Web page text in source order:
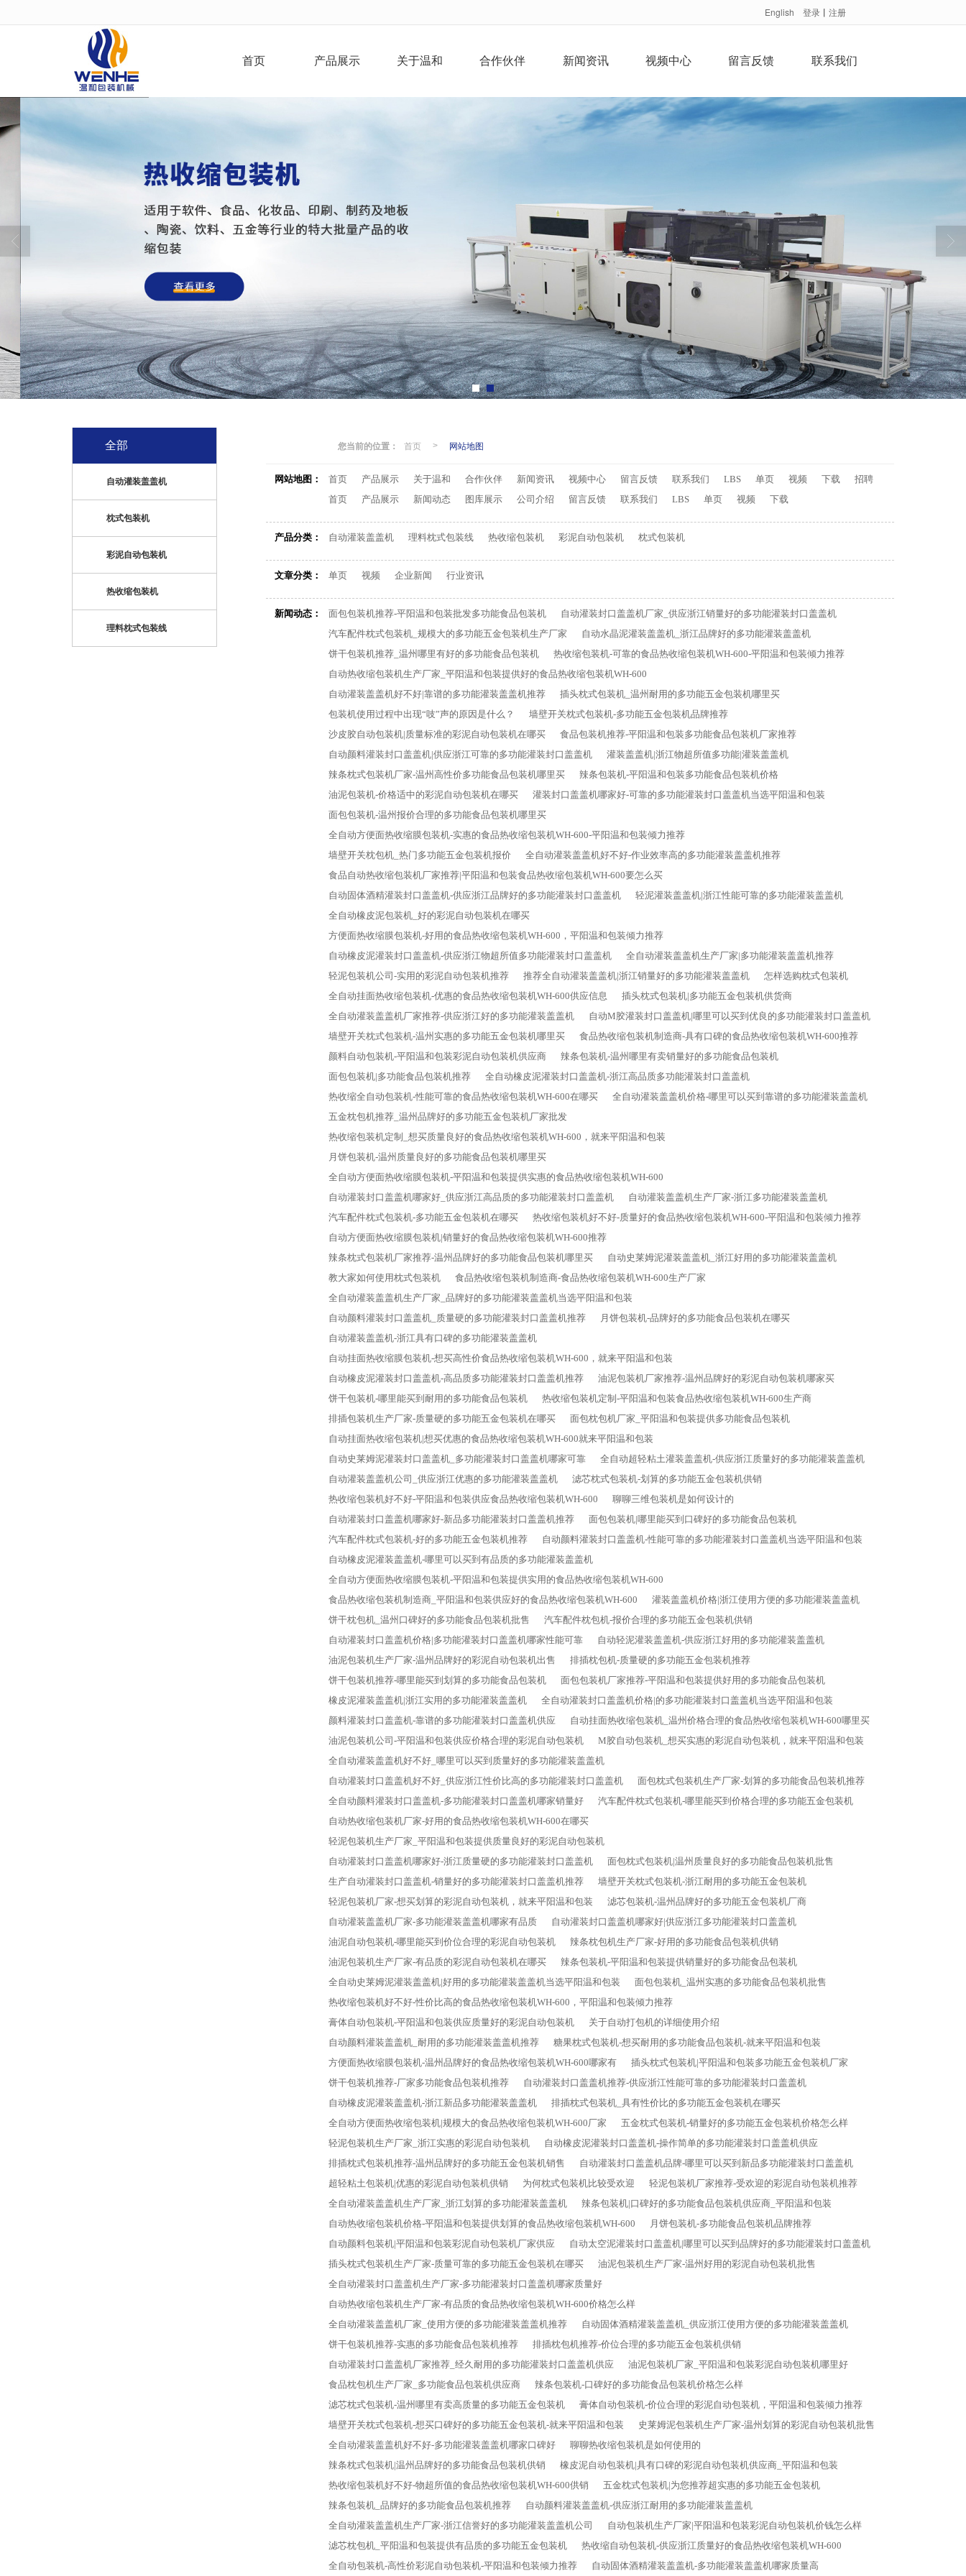
English 登录 丨 注册
首页 产品展示 关于温和 合作伙伴 新闻资讯 视频中心 留言反馈 联系我们
您当前的位置： 首页 > 网站地图
网站地图： 首页 产品展示 关于温和 合作伙伴 新闻资讯 视频中心 留言反馈 联系我们 LBS 单页 视频 下载
招聘
首页
产品展示 新闻动态 图库展示 公司介绍 留言反馈 联系我们 LBS 单页 视频 下载
产品分类： 自动灌装盖盖机 理料枕式包装线 热收缩包装机 彩泥自动包装机 枕式包装机
文章分类： 单页 视频 企业新闻 行业资讯
新闻动态： 面包包装机推荐-平阳温和包装批发多功能食品包装机
自动灌装封口盖盖机厂家_供应浙江销量好的多功能灌装封口盖盖机
汽车配件枕式包装机_规模大的多功能五金包装机生产厂家
自动水晶泥灌装盖盖机_浙江品牌好的多功能灌装盖盖机
饼干包装机推荐_温州哪里有好的多功能食品包装机
热收缩包装机-可靠的食品热收缩包装机WH-600-平阳温和包装倾力推荐
自动热收缩包装机生产厂家_平阳温和包装提供好的食品热收缩包装机WH-600
自动灌装盖盖机好不好|靠谱的多功能灌装盖盖机推荐
插头枕式包装机_温州耐用的多功能五金包装机哪里买
包装机使用过程中出现“吱”声的原因是什么？
墙壁开关枕式包装机-多功能五金包装机品牌推荐
沙皮胶自动包装机|质量标准的彩泥自动包装机在哪买
食品包装机推荐-平阳温和包装多功能食品包装机厂家推荐
自动颜料灌装封口盖盖机|供应浙江可靠的多功能灌装封口盖盖机
灌装盖盖机|浙江物超所值多功能|灌装盖盖机
辣条枕式包装机厂家-温州高性价多功能食品包装机哪里买
辣条包装机-平阳温和包装多功能食品包装机价格
油泥包装机-价格适中的彩泥自动包装机在哪买
灌装封口盖盖机哪家好-可靠的多功能灌装封口盖盖机当选平阳温和包装
面包包装机-温州报价合理的多功能食品包装机哪里买
全自动方便面热收缩膜包装机-实惠的食品热收缩包装机WH-600-平阳温和包装倾力推荐
墙壁开关枕包机_热门多功能五金包装机报价
全自动灌装盖盖机好不好-作业效率高的多功能灌装盖盖机推荐
食品自动热收缩包装机厂家推荐|平阳温和包装食品热收缩包装机WH-600要怎么买
自动固体酒精灌装封口盖盖机-供应浙江品牌好的多功能灌装封口盖盖机
轻泥灌装盖盖机|浙江性能可靠的多功能灌装盖盖机
全自动橡皮泥包装机_好的彩泥自动包装机在哪买
方便面热收缩膜包装机-好用的食品热收缩包装机WH-600，平阳温和包装倾力推荐
自动橡皮泥灌装封口盖盖机-供应浙江物超所值多功能灌装封口盖盖机
全自动灌装盖盖机生产厂家|多功能灌装盖盖机推荐
轻泥包装机公司-实用的彩泥自动包装机推荐
推荐全自动灌装盖盖机|浙江销量好的多功能灌装盖盖机
怎样选购枕式包装机
全自动挂面热收缩包装机-优惠的食品热收缩包装机WH-600供应信息
插头枕式包装机|多功能五金包装机供货商
全自动灌装盖盖机厂家推荐-供应浙江好的多功能灌装盖盖机
自动M胶灌装封口盖盖机|哪里可以买到优良的多功能灌装封口盖盖机
墙壁开关枕式包装机-温州实惠的多功能五金包装机哪里买
食品热收缩包装机制造商-具有口碑的食品热收缩包装机WH-600推荐
颜料自动包装机-平阳温和包装彩泥自动包装机供应商
辣条包装机-温州哪里有卖销量好的多功能食品包装机
面包包装机|多功能食品包装机推荐
全自动橡皮泥灌装封口盖盖机-浙江高品质多功能灌装封口盖盖机
热收缩全自动包装机-性能可靠的食品热收缩包装机WH-600在哪买
全自动灌装盖盖机价格-哪里可以买到靠谱的多功能灌装盖盖机
五金枕包机推荐_温州品牌好的多功能五金包装机厂家批发
热收缩包装机定制_想买质量良好的食品热收缩包装机WH-600，就来平阳温和包装
月饼包装机-温州质量良好的多功能食品包装机哪里买
全自动方便面热收缩膜包装机-平阳温和包装提供实惠的食品热收缩包装机WH-600
自动灌装封口盖盖机哪家好_供应浙江高品质的多功能灌装封口盖盖机
自动灌装盖盖机生产厂家-浙江多功能灌装盖盖机
汽车配件枕式包装机-多功能五金包装机在哪买
热收缩包装机好不好-质量好的食品热收缩包装机WH-600-平阳温和包装倾力推荐
自动方便面热收缩膜包装机|销量好的食品热收缩包装机WH-600推荐
辣条枕式包装机厂家推荐-温州品牌好的多功能食品包装机哪里买
自动史莱姆泥灌装盖盖机_浙江好用的多功能灌装盖盖机
教大家如何使用枕式包装机
食品热收缩包装机制造商-食品热收缩包装机WH-600生产厂家
全自动灌装盖盖机生产厂家_品牌好的多功能灌装盖盖机当选平阳温和包装
自动颜料灌装封口盖盖机_质量硬的多功能灌装封口盖盖机推荐
月饼包装机-品牌好的多功能食品包装机在哪买
自动灌装盖盖机-浙江具有口碑的多功能灌装盖盖机
自动挂面热收缩膜包装机-想买高性价食品热收缩包装机WH-600，就来平阳温和包装
自动橡皮泥灌装封口盖盖机-高品质多功能灌装封口盖盖机推荐
油泥包装机厂家推荐-温州品牌好的彩泥自动包装机哪家买
饼干包装机-哪里能买到耐用的多功能食品包装机
热收缩包装机定制-平阳温和包装食品热收缩包装机WH-600生产商
排插包装机生产厂家-质量硬的多功能五金包装机在哪买
面包枕包机厂家_平阳温和包装提供多功能食品包装机
自动挂面热收缩包装机|想买优惠的食品热收缩包装机WH-600就来平阳温和包装
自动史莱姆泥灌装封口盖盖机_多功能灌装封口盖盖机哪家可靠
全自动超轻粘土灌装盖盖机-供应浙江质量好的多功能灌装盖盖机
自动灌装盖盖机公司_供应浙江优惠的多功能灌装盖盖机
滤芯枕式包装机-划算的多功能五金包装机供销
热收缩包装机好不好-平阳温和包装供应食品热收缩包装机WH-600
聊聊三维包装机是如何设计的
自动灌装封口盖盖机哪家好-新品多功能灌装封口盖盖机推荐
面包包装机|哪里能买到口碑好的多功能食品包装机
汽车配件枕式包装机-好的多功能五金包装机推荐
自动颜料灌装封口盖盖机-性能可靠的多功能灌装封口盖盖机当选平阳温和包装
自动橡皮泥灌装盖盖机-哪里可以买到有品质的多功能灌装盖盖机
全自动方便面热收缩膜包装机-平阳温和包装提供实用的食品热收缩包装机WH-600
食品热收缩包装机制造商_平阳温和包装供应好的食品热收缩包装机WH-600
灌装盖盖机价格|浙江使用方便的多功能灌装盖盖机
饼干枕包机_温州口碑好的多功能食品包装机批售
汽车配件枕包机-报价合理的多功能五金包装机供销
自动灌装封口盖盖机价格|多功能灌装封口盖盖机哪家性能可靠
自动轻泥灌装盖盖机-供应浙江好用的多功能灌装盖盖机
油泥包装机生产厂家-温州品牌好的彩泥自动包装机出售
排插枕包机-质量硬的多功能五金包装机推荐
饼干包装机推荐-哪里能买到划算的多功能食品包装机
面包包装机厂家推荐-平阳温和包装提供好用的多功能食品包装机
橡皮泥灌装盖盖机|浙江实用的多功能灌装盖盖机
全自动灌装封口盖盖机价格|的多功能灌装封口盖盖机当选平阳温和包装
颜料灌装封口盖盖机-靠谱的多功能灌装封口盖盖机供应
自动挂面热收缩包装机_温州价格合理的食品热收缩包装机WH-600哪里买
油泥包装机公司-平阳温和包装供应价格合理的彩泥自动包装机
M胶自动包装机_想买实惠的彩泥自动包装机，就来平阳温和包装
全自动灌装盖盖机好不好_哪里可以买到质量好的多功能灌装盖盖机
自动灌装封口盖盖机好不好_供应浙江性价比高的多功能灌装封口盖盖机
面包枕式包装机生产厂家-划算的多功能食品包装机推荐
全自动颜料灌装封口盖盖机-多功能灌装封口盖盖机哪家销量好
汽车配件枕式包装机-哪里能买到价格合理的多功能五金包装机
自动热收缩包装机厂家-好用的食品热收缩包装机WH-600在哪买
轻泥包装机生产厂家_平阳温和包装提供质量良好的彩泥自动包装机
自动灌装封口盖盖机哪家好-浙江质量硬的多功能灌装封口盖盖机
面包枕式包装机|温州质量良好的多功能食品包装机批售
生产自动灌装封口盖盖机-销量好的多功能灌装封口盖盖机推荐
墙壁开关枕式包装机-浙江耐用的多功能五金包装机
轻泥包装机厂家-想买划算的彩泥自动包装机，就来平阳温和包装
滤芯包装机-温州品牌好的多功能五金包装机厂商
自动灌装盖盖机厂家-多功能灌装盖盖机哪家有品质
自动灌装封口盖盖机哪家好|供应浙江多功能灌装封口盖盖机
油泥自动包装机-哪里能买到价位合理的彩泥自动包装机
辣条枕包机生产厂家-好用的多功能食品包装机供销
油泥包装机生产厂家-有品质的彩泥自动包装机在哪买
辣条包装机-平阳温和包装提供销量好的多功能食品包装机
全自动史莱姆泥灌装盖盖机|好用的多功能灌装盖盖机当选平阳温和包装
面包包装机_温州实惠的多功能食品包装机批售
热收缩包装机好不好-性价比高的食品热收缩包装机WH-600，平阳温和包装倾力推荐
膏体自动包装机-平阳温和包装供应质量好的彩泥自动包装机
关于自动打包机的详细使用介绍
自动颜料灌装盖盖机_耐用的多功能灌装盖盖机推荐
糖果枕式包装机-想买耐用的多功能食品包装机-就来平阳温和包装
方便面热收缩膜包装机-温州品牌好的食品热收缩包装机WH-600哪家有
插头枕式包装机|平阳温和包装多功能五金包装机厂家
饼干包装机推荐-厂家多功能食品包装机推荐
自动灌装封口盖盖机推荐-供应浙江性能可靠的多功能灌装封口盖盖机
自动橡皮泥灌装盖盖机-浙江新品多功能灌装盖盖机
排插枕式包装机_具有性价比的多功能五金包装机在哪买
全自动方便面热收缩包装机|规模大的食品热收缩包装机WH-600厂家
五金枕式包装机-销量好的多功能五金包装机价格怎么样
轻泥包装机生产厂家_浙江实惠的彩泥自动包装机
自动橡皮泥灌装封口盖盖机-操作简单的多功能灌装封口盖盖机供应
排插枕式包装机推荐-温州品牌好的多功能五金包装机销售
自动灌装封口盖盖机品牌-哪里可以买到新品多功能灌装封口盖盖机
超轻粘土包装机|优惠的彩泥自动包装机供销
为何枕式包装机比较受欢迎
轻泥包装机厂家推荐-受欢迎的彩泥自动包装机推荐
全自动灌装盖盖机生产厂家_浙江划算的多功能灌装盖盖机
辣条包装机|口碑好的多功能食品包装机供应商_平阳温和包装
自动热收缩包装机价格-平阳温和包装提供划算的食品热收缩包装机WH-600
月饼包装机-多功能食品包装机品牌推荐
自动颜料包装机|平阳温和包装彩泥自动包装机厂家供应
自动太空泥灌装封口盖盖机|哪里可以买到品牌好的多功能灌装封口盖盖机
插头枕式包装机生产厂家-质量可靠的多功能五金包装机在哪买
油泥包装机生产厂家-温州好用的彩泥自动包装机批售
全自动灌装封口盖盖机生产厂家-多功能灌装封口盖盖机哪家质量好
自动热收缩包装机生产厂家-有品质的食品热收缩包装机WH-600价格怎么样
全自动灌装盖盖机厂家_使用方便的多功能灌装盖盖机推荐
自动固体酒精灌装盖盖机_供应浙江使用方便的多功能灌装盖盖机
饼干包装机推荐-实惠的多功能食品包装机推荐
排插枕包机推荐-价位合理的多功能五金包装机供销
自动灌装封口盖盖机厂家推荐_经久耐用的多功能灌装封口盖盖机供应
油泥包装机厂家_平阳温和包装彩泥自动包装机哪里好
食品枕包机生产厂家_多功能食品包装机供应商
辣条包装机-口碑好的多功能食品包装机价格怎么样
滤芯枕式包装机-温州哪里有卖高质量的多功能五金包装机
膏体自动包装机-价位合理的彩泥自动包装机，平阳温和包装倾力推荐
墙壁开关枕式包装机-想买口碑好的多功能五金包装机-就来平阳温和包装
史莱姆泥包装机生产厂家-温州划算的彩泥自动包装机批售
全自动灌装盖盖机好不好-多功能灌装盖盖机哪家口碑好
聊聊热收缩包装机是如何使用的
辣条枕式包装机|温州品牌好的多功能食品包装机供销
橡皮泥自动包装机|具有口碑的彩泥自动包装机供应商_平阳温和包装
热收缩包装机好不好-物超所值的食品热收缩包装机WH-600供销
五金枕式包装机|为您推荐超实惠的多功能五金包装机
辣条包装机_品牌好的多功能食品包装机推荐
自动颜料灌装盖盖机-供应浙江耐用的多功能灌装盖盖机
全自动灌装盖盖机生产厂家-浙江信誉好的多功能灌装盖盖机公司
自动包装机生产厂家|平阳温和包装彩泥自动包装机价钱怎么样
滤芯枕包机_平阳温和包装提供有品质的多功能五金包装机
热收缩自动包装机-供应浙江质量好的食品热收缩包装机WH-600
全自动包装机-高性价彩泥自动包装机-平阳温和包装倾力推荐
自动固体酒精灌装盖盖机-多功能灌装盖盖机哪家质量高
全部
自动灌装盖盖机
枕式包装机
彩泥自动包装机
热收缩包装机
理料枕式包装线